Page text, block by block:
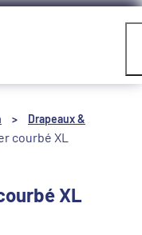
>
Drapeaux &
courbé XL
XL